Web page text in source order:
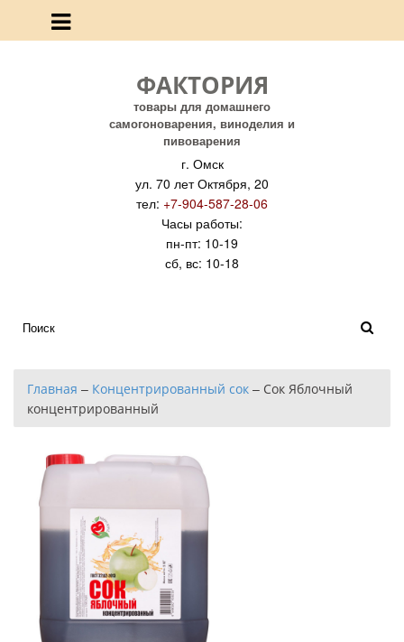
ФАКТОРИЯ
товары для домашнего
самогоноварения, виноделия и
пивоварения
г. Омск
ул. 70 лет Октября, 20
тел: +7-904-587-28-06
Часы работы:
пн-пт: 10-19
сб, вс: 10-18
Главная – Концентрированный сок – Сок Яблочный
концентрированный